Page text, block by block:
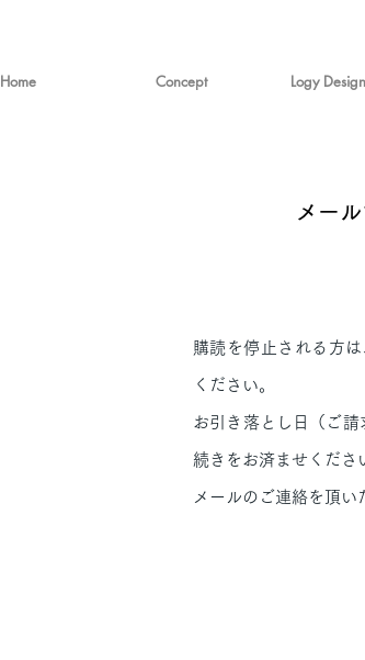
Home Concept Logy
メー
購読を停止される方
ください。
お引き落とし日（ご
続きをお済ませくださ
メールのご連絡を頂い